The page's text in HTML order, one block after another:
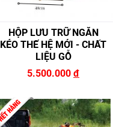
HỘP LƯU TRỮ NGĂN
KÉO THẾ HỆ MỚI - CHẤT
LIỆU GỖ
5.500.000 đ